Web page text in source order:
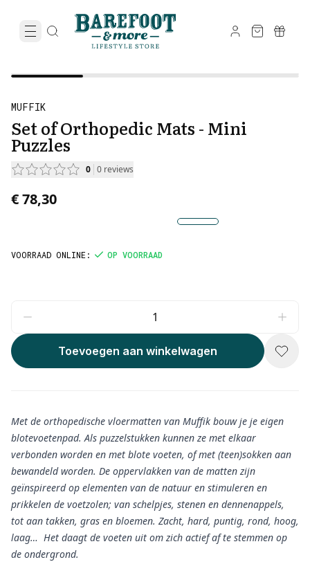
MUFFIK
Set of Orthopedic Mats - Mini
Puzzles
0 0 reviews
€ 78,30
VOORRAAD ONLINE : OP VOORRAAD
Toevoegen aan winkelwagen
Met de orthopedische vloermatten van Muffik bouw je je eigen
blotevoetenpad. Als puzzelstukken kunnen ze met elkaar
verbonden worden en met blote voeten, of met (teen)sokken aan
bewandeld worden. De oppervlakken van de matten zijn
geïnspireerd op elementen van de natuur en stimuleren en
prikkelen de voetzolen; van schelpjes, stenen en dennenappels,
tot aan takken, gras en bloemen. Zacht, hard, puntig, rond, hoog,
laag… Het daagt de voeten uit om zich actief af te stemmen op
de ondergrond.